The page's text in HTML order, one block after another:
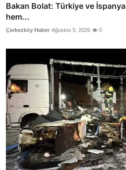
Bakan Bolat: Türkiye ve
hem...
Çerkezköy Haber Ağustos 5, 2026 0